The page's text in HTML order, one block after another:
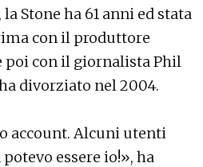
Stone ha 61 anni ed stata
con il produttore
poi con il giornalista Phil
divorziato nel 2004.
account. Alcuni utenti
essere io!», ha